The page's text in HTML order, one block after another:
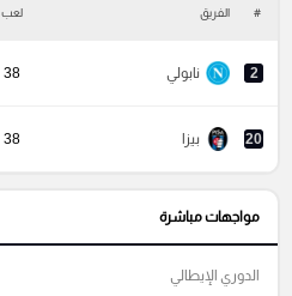
# الفريق لعب
2 نابولي 38
20 بيزا 38
مواجهات مباشرة
الدوري الإيطالي